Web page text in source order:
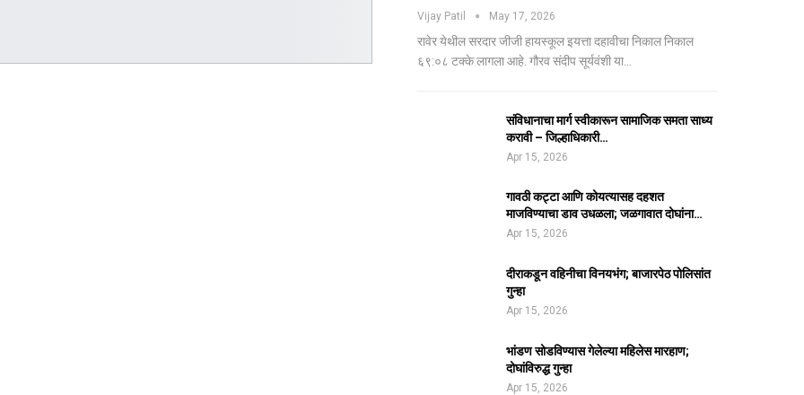
Vijay Patil May 17, 2026
रावेर येथील सरदार जीजी हायस्कूल इयत्ता दहावीचा निकाल निकाल
६९:०८ टक्के लागला आहे. गौरव संदीप सूर्यवंशी या…
संविधानाचा मार्ग स्वीकारून सामाजिक समता साध्य
करावी – जिल्हाधिकारी…
Apr 15, 2026
गावठी कट्टा आणि कोयत्यासह दहशत
माजविण्याचा डाव उधळला; जळगावात दोघांना…
Apr 15, 2026
दीराकडून वहिनीचा विनयभंग; बाजारपेठ पोलिसांत
गुन्हा
Apr 15, 2026
भांडण सोडविण्यास गेलेल्या महिलेस मारहाण;
दोघांविरुद्ध गुन्हा
Apr 15, 2026